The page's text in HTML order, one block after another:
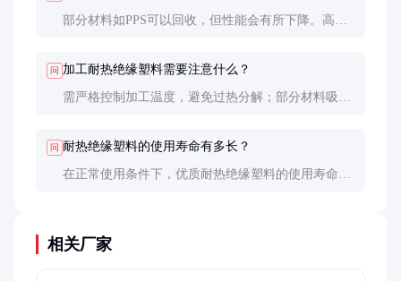
部分材料如PPS可以回收，但性能会有所下降。高端
问 加工耐热绝缘塑料需要注意什么？
需严格控制加工温度，避免过热分解；部分材料吸湿
问 耐热绝缘塑料的使用寿命有多长？
在正常使用条件下，优质耐热绝缘塑料的使用寿命可
相关厂家